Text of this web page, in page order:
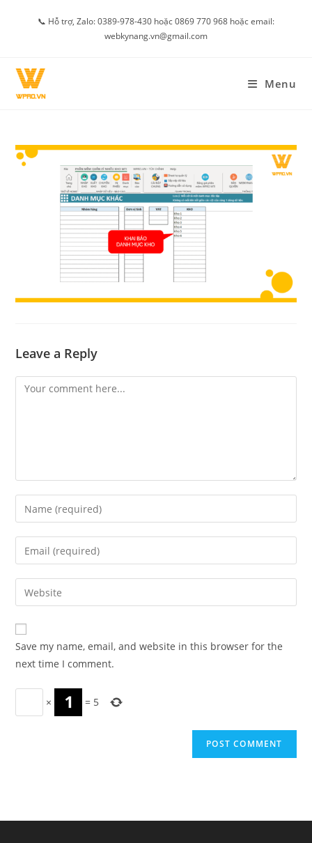
📞 Hỗ trợ, Zalo: 0389-978-430 hoặc 0869 770 968 hoặc email:
webkynang.vn@gmail.com
Menu
Leave a Reply
Comment
Enter
your
name
comment
Enter
your
email
address
comment
Enter
your
website
URL
(optional)
Save my name, email, and website in this browser for the
next time I comment.
× = 5